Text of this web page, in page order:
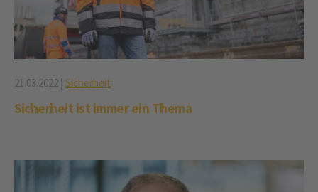
21.03.2022 | Sicherheit
Sicherheit ist immer ein Thema